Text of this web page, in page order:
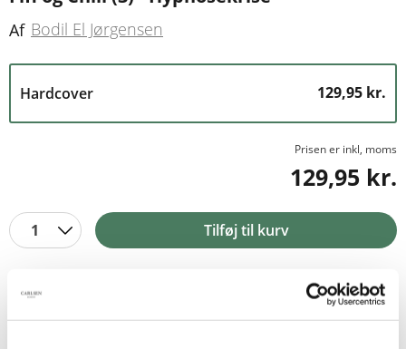
Af Bodil El Jørgensen
Hardcover 129,95 kr.
Prisen er inkl, moms
129,95 kr.
1 Tilføj til kurv
BESKRIVELSE YDERLIGERE INFO